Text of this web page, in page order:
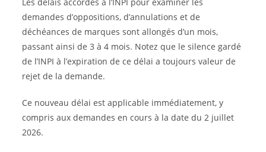
demandes d’oppositions, d’annulations et de
déchéances de marques sont allongés d’un mois,
passant ainsi de 3 à 4 mois. Notez que le silence gardé
de l’INPI à l’expiration de ce délai a toujours valeur de
rejet de la demande.
Ce nouveau délai est applicable immédiatement, y
compris aux demandes en cours à la date du 2 juillet
2026.